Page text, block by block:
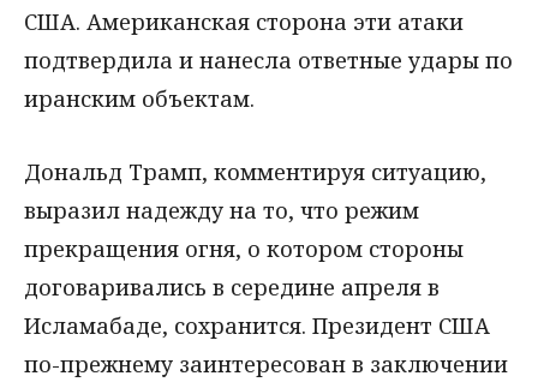
США. Американская сторона эти атаки
подтвердила и нанесла ответные удары по
иранским объектам.
Дональд Трамп, комментируя ситуацию,
выразил надежду на то, что режим
прекращения огня, о котором стороны
договаривались в середине апреля в
Исламабаде, сохранится. Президент США
по-прежнему заинтересован в заключении